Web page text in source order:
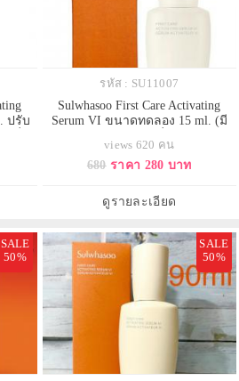
ปรับ
ติผิว
สาน
หม่
น
รหัส : SU11007
Sulwhasoo First Care Activating
Serum VI ขนาดทดลอง 15 ml. (มี
เป็นรุ่นที่ 6 เซรั่มขั้นตอนแรกในการ
ปรนนิบัติผิวฟื้นบำรุงและลดเลือนริ้ว
Technology ช่วยผลัดเซลล์ผิวใหม่
เสริมเกราะป้องกันผิวให้ดีขึ
views 620 คน
680 ราคา 280 บาท
ดูรายละเอียด
SALE
50%
SALE
50%